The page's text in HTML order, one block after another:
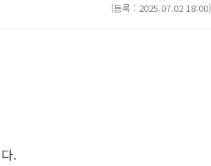
(등록 : 2025.07.02 18:00)
.